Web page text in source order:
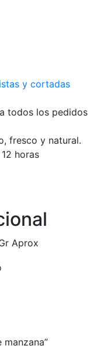
y cortadas
todos los pedidos
fresco y natural.
horas
Aprox